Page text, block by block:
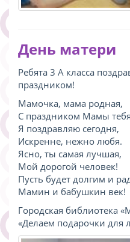
День матери
Ребята 3 А класса
праздником!
Мамочка, мама родная,
С праздником Мамы тебя
Я поздравляю сегодня,
Искренне, нежно любя.
Ясно, ты самая лучшая,
Мой дорогой человек!
Пусть будет долгим и
Мамин и бабушкин век!
Городская библиотека
«Делаем подарочки